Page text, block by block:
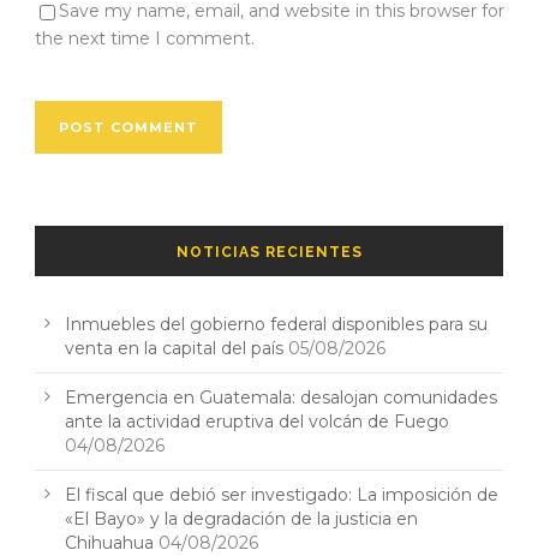
Save my name, email, and website in this browser for
the next time I comment.
NOTICIAS RECIENTES
Inmuebles del gobierno federal disponibles para su
venta en la capital del país 05/08/2026
Emergencia en Guatemala: desalojan comunidades
ante la actividad eruptiva del volcán de Fuego
04/08/2026
El fiscal que debió ser investigado: La imposición de
«El Bayo» y la degradación de la justicia en
Chihuahua 04/08/2026